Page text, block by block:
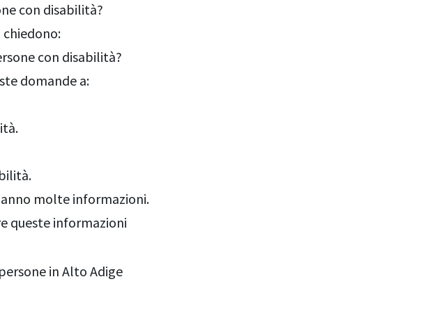
con disabilità?
con disabilità?
domande a:
molte informazioni.
queste informazioni
in Alto Adige